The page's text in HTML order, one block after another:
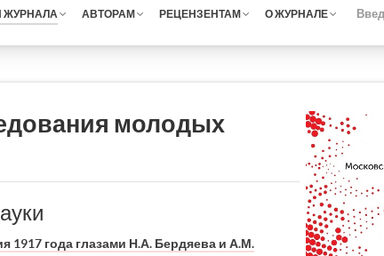
ЖУРНАЛА АВТОРАМ РЕЦЕНЗЕНТАМ О ЖУРНАЛЕ
молодых
1917 года глазами Н.А. Бердяева и А.М.